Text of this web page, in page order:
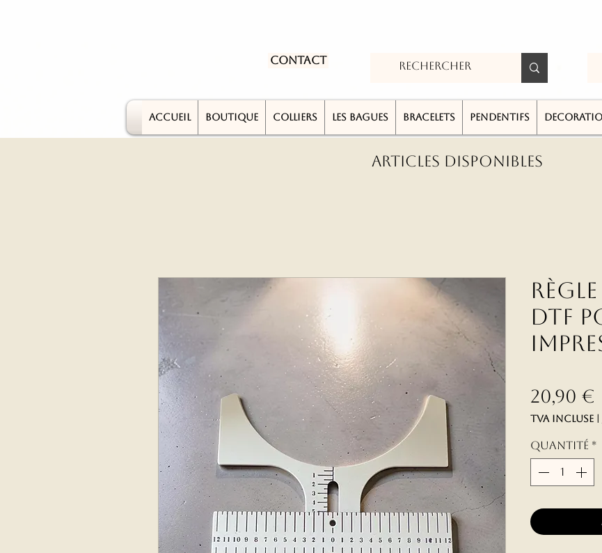
Contact
ACCUEIL BOUTIQUE COLLIERS LES BAGUES BRACELETS PENDENTIFS
ARTICLES DISPONIBLES
DTF
20,90 €
TVA Incluse
Quantité *